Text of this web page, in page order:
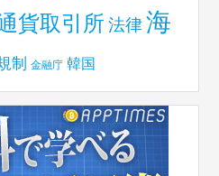
貨取引所 法律 海
制 金融庁 韓国